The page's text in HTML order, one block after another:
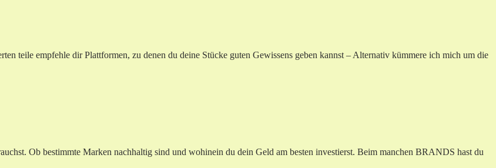
teile empfehle dir Plattformen, zu denen du deine Stücke guten Gewissens geben kannst – Alternativ kümmere ich mich um die
Ob bestimmte Marken nachhaltig sind und wohinein du dein Geld am besten investierst. Beim manchen BRANDS hast du